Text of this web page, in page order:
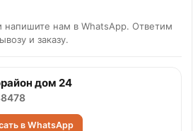
напишите нам в WhatsApp. Ответим
и заказу.
дом 24
в WhatsApp